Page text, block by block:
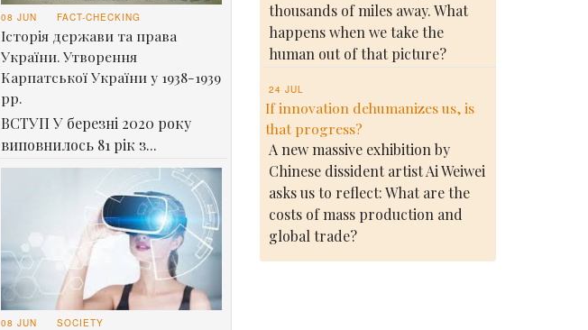
08 JUN FACT-CHECKING
Історія держави та права
України. Утворення
Карпатської України у 1938-1939
рр.
ВСТУП У березні 2020 року
виповнилось 81 рік з...
08 JUN SOCIETY
thousands of miles away. What
happens when we take the
human out of that picture?
24 JUL
If innovation dehumanizes us, is
that progress?
A new massive exhibition by
Chinese dissident artist Ai Weiwei
asks us to reflect: What are the
costs of mass production and
global trade?